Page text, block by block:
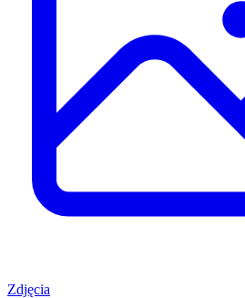
Zdjęcia